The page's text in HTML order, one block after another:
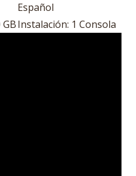
Español
Instalación: 1 Consola